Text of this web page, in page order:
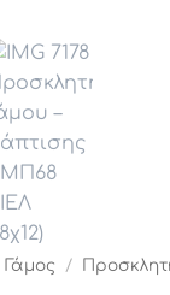
Γάμος /